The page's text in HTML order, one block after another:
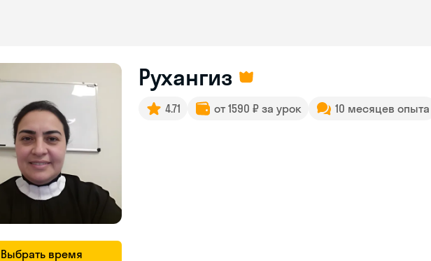
Выбрать время
Рухангиз
4.71 от 1590 ₽ за урок 10 месяцев опыта